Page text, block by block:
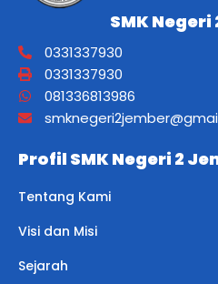
SMK
0331337930
0331337930
081336813986
Profil SMK Negeri 2
Tentang Kami
Visi dan Misi
Sejarah